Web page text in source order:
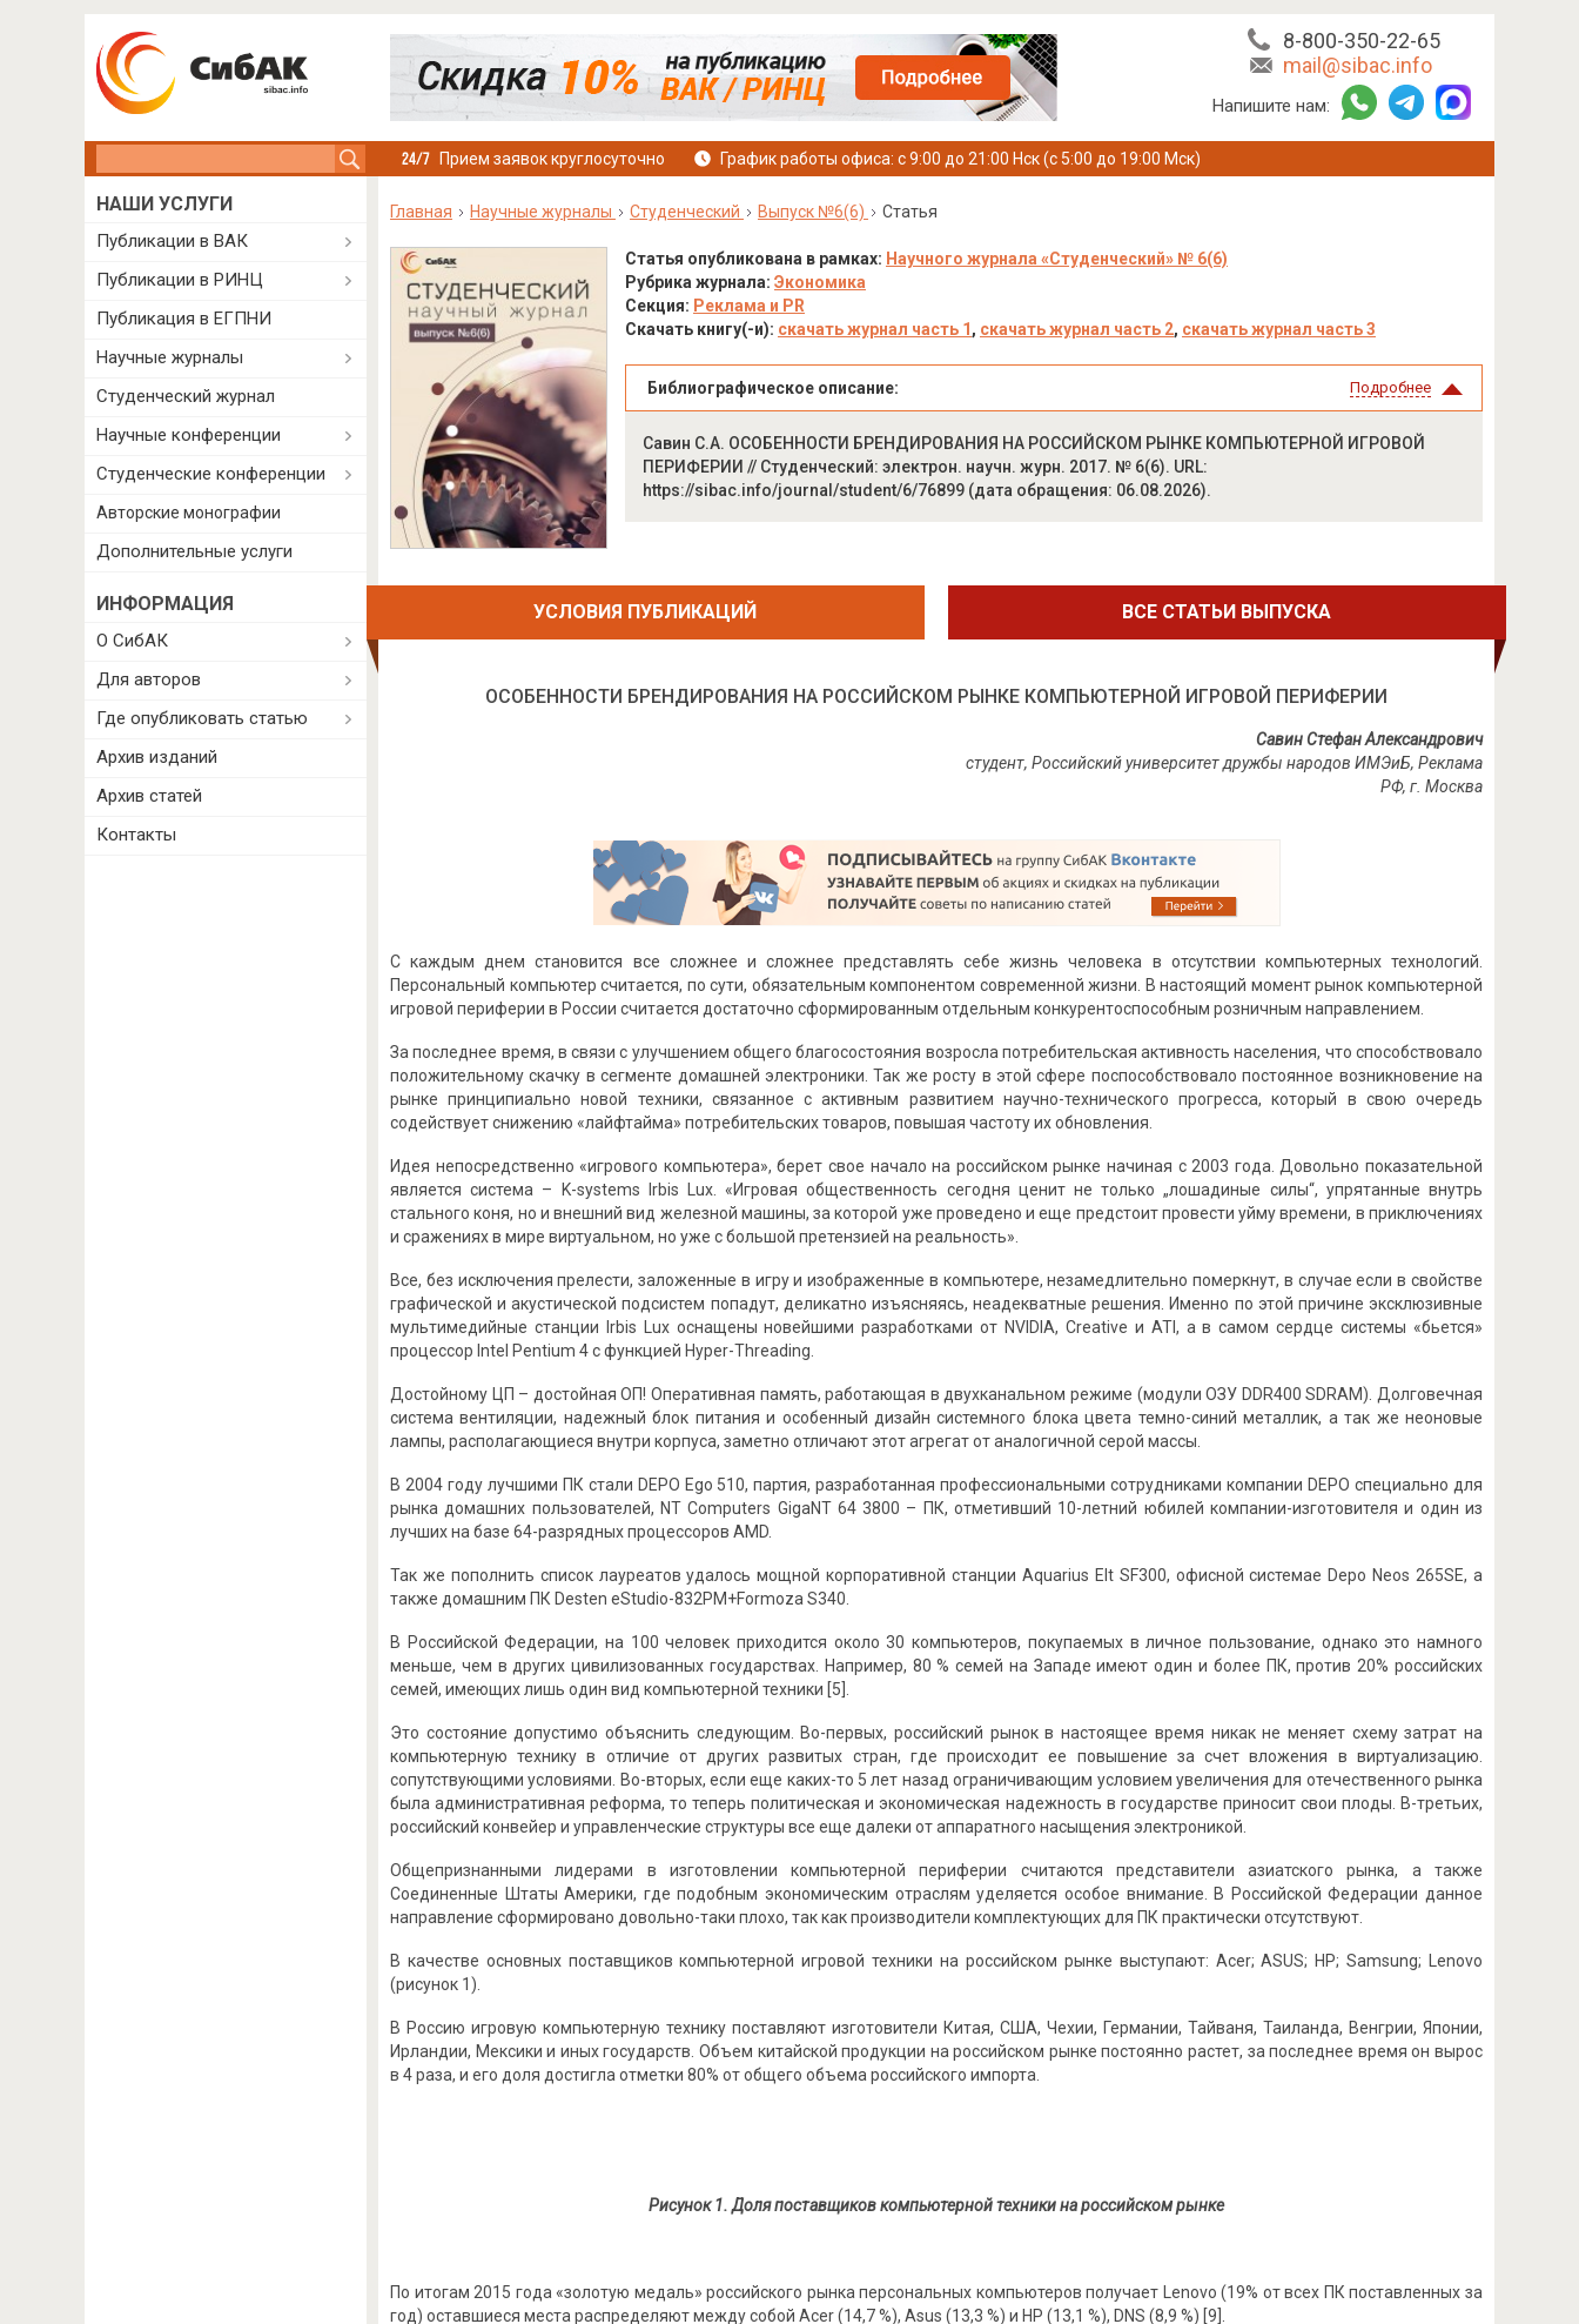
8-800-350-22-65
mail@sibac.info
Напишите нам:
Прием заявок круглосуточно График работы офиса: с 9:00 до 21:00 Нск (с 5:00 до 19:00 Мск)
Главная Научные журналы Студенческий Выпуск №6(6) Статья
Статья опубликована в рамках: Научного журнала «Студенческий» № 6(6)
Рубрика журнала: Экономика
Секция: Реклама и PR
Скачать книгу(-и): скачать журнал часть 1 , скачать журнал часть 2, скачать журнал часть 3
Библиографическое описание: Подробнее
Савин С.А. ОСОБЕННОСТИ БРЕНДИРОВАНИЯ НА РОССИЙСКОМ РЫНКЕ КОМПЬЮТЕРНОЙ ИГРОВОЙ
ПЕРИФЕРИИ // Студенческий: электрон. научн. журн. 2017. № 6(6). URL:
https://sibac.info/journal/student/6/76899 (дата обращения: 06.08.2026).
УСЛОВИЯ ПУБЛИКАЦИЙ ВСЕ СТАТЬИ ВЫПУСКА
ОСОБЕННОСТИ БРЕНДИРОВАНИЯ НА РОССИЙСКОМ РЫНКЕ КОМПЬЮТЕРНОЙ ИГРОВОЙ ПЕРИФЕРИИ
Савин Стефан Александрович
студент, Российский университет дружбы народов ИМЭиБ, Реклама
РФ, г. Москва
С каждым днем становится все сложнее и сложнее представлять себе жизнь человека в отсутствии компьютерных технологий.
Персональный компьютер считается, по сути, обязательным компонентом современной жизни. В настоящий момент рынок компьютерной
игровой периферии в России считается достаточно сформированным отдельным конкурентоспособным розничным направлением.
За последнее время, в связи с улучшением общего благосостояния возросла потребительская активность населения, что способствовало
положительному скачку в сегменте домашней электроники. Так же росту в этой сфере поспособствовало постоянное возникновение на
рынке принципиально новой техники, связанное с активным развитием научно-технического прогресса, который в свою очередь
содействует снижению «лайфтайма» потребительских товаров, повышая частоту их обновления.
Идея непосредственно «игрового компьютера», берет свое начало на российском рынке начиная с 2003 года. Довольно показательной
является система – K-systems Irbis Lux. «Игровая общественность сегодня ценит не только „лошадиные силы“, упрятанные внутрь
стального коня, но и внешний вид железной машины, за которой уже проведено и еще предстоит провести уйму времени, в приключениях
и сражениях в мире виртуальном, но уже с большой претензией на реальность».
Все, без исключения прелести, заложенные в игру и изображенные в компьютере, незамедлительно померкнут, в случае если в свойстве
графической и акустической подсистем попадут, деликатно изъясняясь, неадекватные решения. Именно по этой причине эксклюзивные
мультимедийные станции Irbis Lux оснащены новейшими разработками от NVIDIA, Creative и ATI, а в самом сердце системы «бьется»
процессор Intel Pentium 4 c функцией Hyper-Threading.
Достойному ЦП – достойная ОП! Оперативная память, работающая в двухканальном режиме (модули ОЗУ DDR400 SDRAM). Долговечная
система вентиляции, надежный блок питания и особенный дизайн системного блока цвета темно-синий металлик, а так же неоновые
лампы, располагающиеся внутри корпуса, заметно отличают этот агрегат от аналогичной серой массы.
В 2004 году лучшими ПК стали DEPO Ego 510, партия, разработанная профессиональными сотрудниками компании DEPO специально для
рынка домашних пользователей, NT Computers GigaNT 64 3800 – ПК, отметивший 10-летний юбилей компании-изготовителя и один из
лучших на базе 64-разрядных процессоров AMD.
Так же пополнить список лауреатов удалось мощной корпоративной станции Aquarius Elt SF300, офисной системае Depo Neos 265SE, а
также домашним ПК Desten eStudio-832PM+Formoza S340.
В Российской Федерации, на 100 человек приходится около 30 компьютеров, покупаемых в личное пользование, однако это намного
меньше, чем в других цивилизованных государствах. Например, 80 % семей на Западе имеют один и более ПК, против 20% российских
семей, имеющих лишь один вид компьютерной техники [5].
Это состояние допустимо объяснить следующим. Во-первых, российский рынок в настоящее время никак не меняет схему затрат на
компьютерную технику в отличие от других развитых стран, где происходит ее повышение за счет вложения в виртуализацию.
сопутствующими условиями. Во-вторых, если еще каких-то 5 лет назад ограничивающим условием увеличения для отечественного рынка
была административная реформа, то теперь политическая и экономическая надежность в государстве приносит свои плоды. В-третьих,
российский конвейер и управленческие структуры все еще далеки от аппаратного насыщения электроникой.
Общепризнанными лидерами в изготовлении компьютерной периферии считаются представители азиатского рынка, а также
Соединенные Штаты Америки, где подобным экономическим отраслям уделяется особое внимание. В Российской Федерации данное
направление сформировано довольно-таки плохо, так как производители комплектующих для ПК практически отсутствуют.
В качестве основных поставщиков компьютерной игровой техники на российском рынке выступают: Acer; ASUS; HP; Samsung; Lenovo
(рисунок 1).
В Россию игровую компьютерную технику поставляют изготовители Китая, США, Чехии, Германии, Тайваня, Таиланда, Венгрии, Японии,
Ирландии, Мексики и иных государств. Объем китайской продукции на российском рынке постоянно растет, за последнее время он вырос
в 4 раза, и его доля достигла отметки 80% от общего объема российского импорта.
Рисунок 1. Доля поставщиков компьютерной техники на российском рынке
По итогам 2015 года «золотую медаль» российского рынка персональных компьютеров получает Lenovo (19% от всех ПК поставленных за
год) оставшиеся места распределяют между собой Acer (14,7 %), Asus (13,3 %) и HP (13,1 %), DNS (8,9 %) [9].
НАШИ УСЛУГИ
Публикации в ВАК
Публикации в РИНЦ
Публикация в ЕГПНИ
Научные журналы
Студенческий журнал
Научные конференции
Студенческие конференции
Авторские монографии
Дополнительные услуги
ИНФОРМАЦИЯ
О СибАК
Для авторов
Где опубликовать статью
Архив изданий
Архив статей
Контакты